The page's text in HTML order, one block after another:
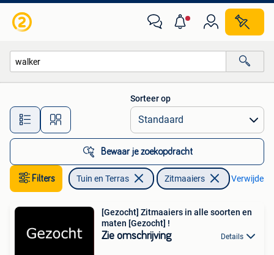
Alle afstanden…
Sorteer op
Bewaar je zoekopdracht
Filters Tuin en Terras Zitmaaiers Verwijder
[Gezocht] Zitmaaiers in alle soorten en
maten [Gezocht] !
Zie omschrijving Details